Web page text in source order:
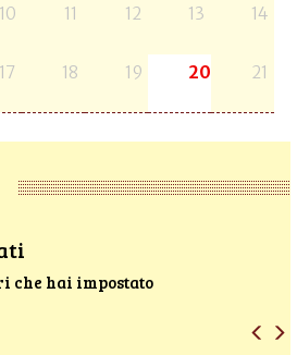
10 11 12 13 14
17 18 19 20 21
che hai impostato